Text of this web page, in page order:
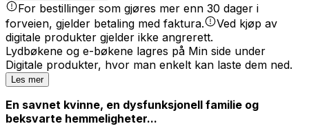
For bestillinger som gjøres mer enn 30 dager i
forveien, gjelder betaling med faktura.
Ved kjøp av
digitale produkter gjelder ikke angrerett.
Lydbøkene og e-bøkene lagres på Min side under
Digitale produkter, hvor man enkelt kan laste dem ned.
Les mer
En savnet kvinne, en dysfunksjonell familie og
beksvarte hemmeligheter...